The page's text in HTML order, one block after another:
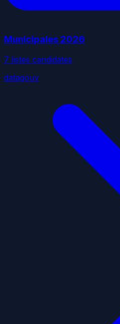
Municipales 2026
7 listes candidates
datagouv